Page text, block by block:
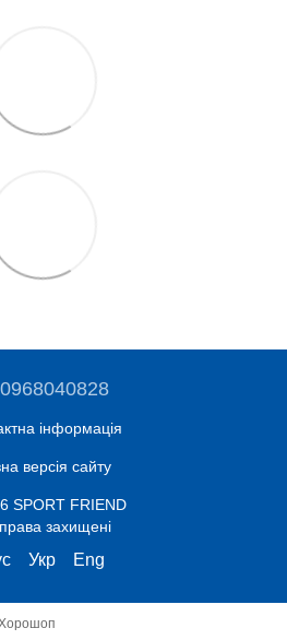
інформація
версія сайту
SPORT FRIEND
захищені
Укр Eng
Хорошоп